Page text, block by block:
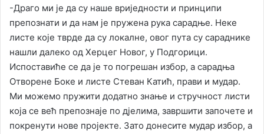
-Драго ми је да су наше вриједности и принципи
препознати и да нам је пружена рука сарадње. Неке
листе које тврде да су локалне, овог пута су сараднике
нашли далеко од Херцег Новог, у Подгорици.
Испоставиће се да је то погрешан избор, а сарадња
Отворене Боке и листе Стеван Катић, прави и мудар.
Ми можемо пружити додатно знање и стручност листи
која се већ препознаје по дјелима, завршити започете и
покренути нове пројекте. Зато донесите мудар избор, а